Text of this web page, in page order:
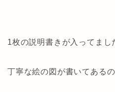
1枚の説明書きが入ってまし
丁寧な絵の図が書いてある